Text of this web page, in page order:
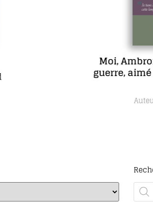
Moi, Ambroise Paré, chirurgien
guerre, aimé des rois et des